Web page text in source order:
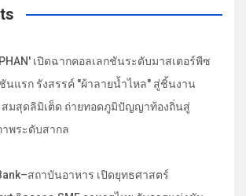
เปิดฉากคอลเลกชันระดับมาสเตอร์พีซ
นแรก รังสรรค์ "ผ้าลายน้ำไหล" สู่ชิ้นงาน
มสุดลิมิเต็ด ถ่ายทอดภูมิปัญญาท้องถิ่นสู่
พระดับสากล
สถาบันอาหาร เปิดยุทธศาสตร์